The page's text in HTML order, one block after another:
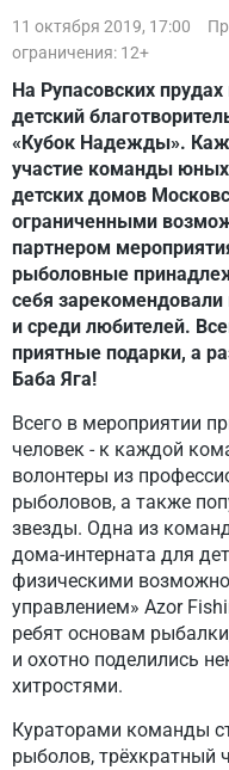
11 октября 2019, 17:00
ограничения: 12+
На Рупасовских
детский
«Кубок Надежды».
участие команды
детских домов
ограниченными
партнером
рыболовные
себя
и среди любителей.
приятные подарки, а
Баба Яга!
Всего в мероприятии
человек - к каждой
волонтеры из
рыболовов, а также
звезды. Одна из
дома-интерната для
физическими
управлением» Azor
ребят основам
и охотно поделились
хитростями.
Кураторами команды
рыболов, трёхкратный